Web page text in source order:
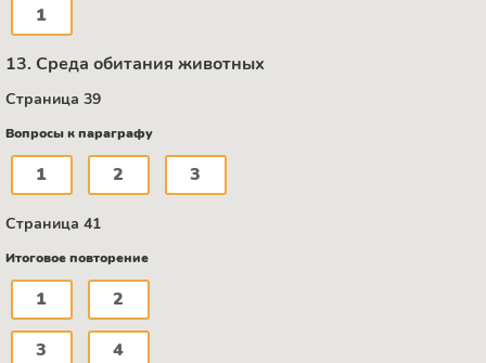
1
13. Среда обитания животных
Страница 39
Вопросы к параграфу
1 2 3
Страница 41
Итоговое повторение
1 2
3 4